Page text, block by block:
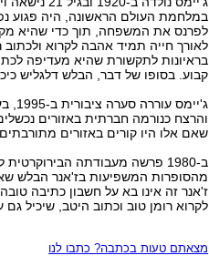
במלחמת העולם הראשונה, היה פגוע
לפרנס את המשפחה, תוך כדי שהיא
לאורך חייה תמיד אהבה לקרוא
בראיונות לתקשורת שהיא מעדיפה
קבוע. בסופו של דבר, הבלש דלגליש כיכב בכ-14 רומנים
והרצח כנורמה חברתית באזורים
שאם אלו היו קורים באזורים
ב-1980 פרשה מעבודתה
מהסופרות המשפיעות בז'אנר הבלש
ז'אנר זה אינו בא על חשבון כתיבה
לקרוא רומן טוב וכתוב היטב, שיכיל
מצאתם טעות בכתבה? כתבו לנו